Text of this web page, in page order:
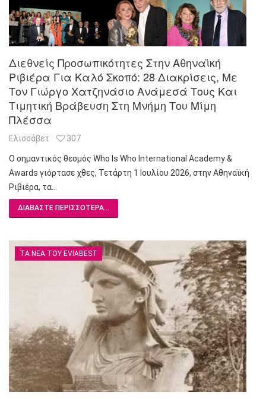
Διεθνείς Προσωπικότητες Στην Αθηναϊκή
Ριβιέρα Για Καλό Σκοπό: 28 Διακρίσεις, Με
Τον Γιώργο Χατζηνάσιο Ανάμεσά Τους Και
Τιμητική Βράβευση Στη Μνήμη Του Μίμη
Πλέσσα
Ελισσάβετ 307
Ο σημαντικός θεσμός Who Is Who International Academy &
Awards γιόρτασε χθες, Τετάρτη 1 Ιουλίου 2026, στην Αθηναϊκή
Ριβιέρα, τα…
ΔΙΑΒΆΣΤΕ ΠΕΡΙΣΣΌΤΕΡΑ...
ΤΑ ΝΈΑ ΤΟΥ EVIABEST